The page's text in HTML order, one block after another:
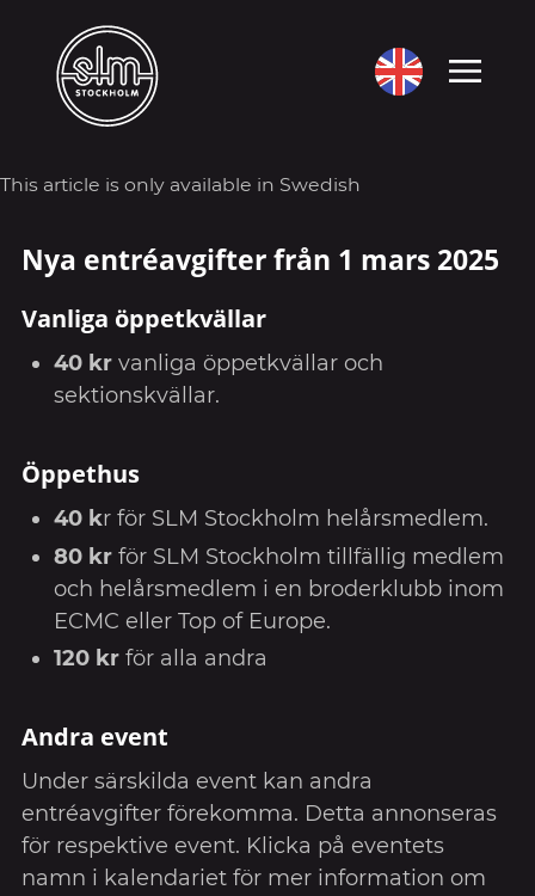
This article is only available in Swedish
Nya entréavgifter från 1 mars 2025
Vanliga öppetkvällar
40 kr vanliga öppetkvällar och
sektionskvällar.
Öppethus
40 kr för SLM Stockholm helårsmedlem.
80 kr för SLM Stockholm tillfällig medlem
och helårsmedlem i en broderklubb inom
ECMC eller Top of Europe.
120 kr för alla andra
Andra event
Under särskilda event kan andra
entréavgifter förekomma. Detta annonseras
för respektive event. Klicka på eventets
namn i kalendariet för mer information om